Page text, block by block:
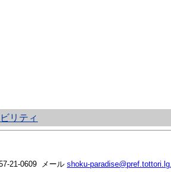
リティ
21-0609 メール shoku-